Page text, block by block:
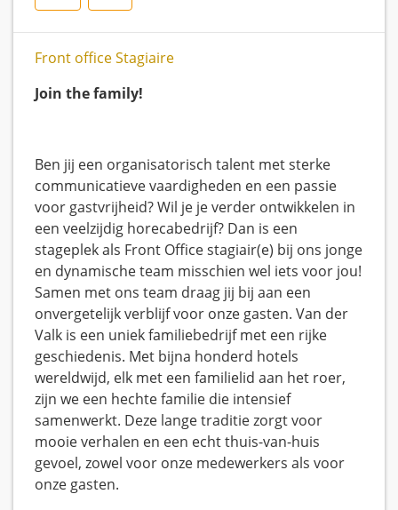
Front office Stagiaire
Join the family!
Ben jij een organisatorisch talent met sterke
communicatieve vaardigheden en een passie
voor gastvrijheid? Wil je je verder ontwikkelen in
een veelzijdig horecabedrijf? Dan is een
stageplek als Front Office stagiair(e) bij ons jonge
en dynamische team misschien wel iets voor jou!
Samen met ons team draag jij bij aan een
onvergetelijk verblijf voor onze gasten. Van der
Valk is een uniek familiebedrijf met een rijke
geschiedenis. Met bijna honderd hotels
wereldwijd, elk met een familielid aan het roer,
zijn we een hechte familie die intensief
samenwerkt. Deze lange traditie zorgt voor
mooie verhalen en een echt thuis-van-huis
gevoel, zowel voor onze medewerkers als voor
onze gasten.